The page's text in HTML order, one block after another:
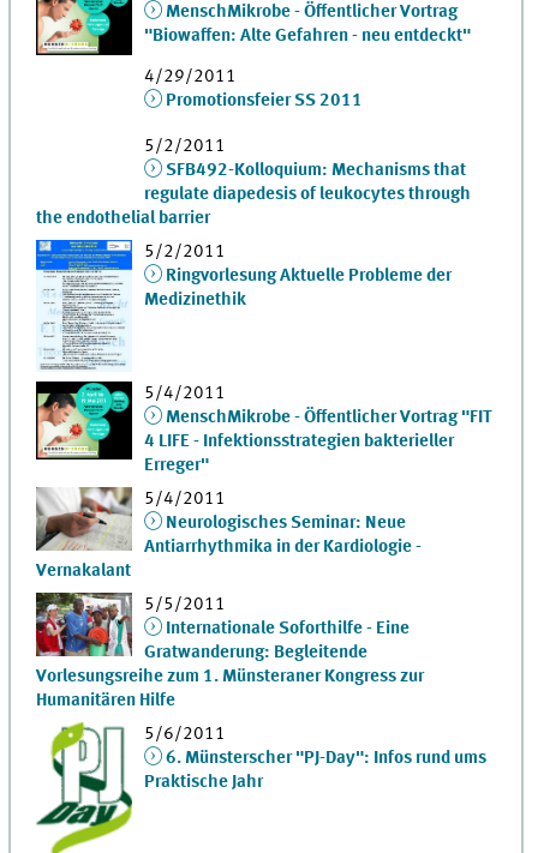
MenschMikrobe - Öffentlicher Vortrag
"Biowaffen: Alte Gefahren - neu entdeckt"
4/29/2011
Promotionsfeier SS 2011
5/2/2011
SFB492-Kolloquium: Mechanisms that
regulate diapedesis of leukocytes through
the endothelial barrier
5/2/2011
Ringvorlesung Aktuelle Probleme der
Medizinethik
5/4/2011
MenschMikrobe - Öffentlicher Vortrag "FIT
4 LIFE - Infektionsstrategien bakterieller
Erreger"
5/4/2011
Neurologisches Seminar: Neue
Antiarrhythmika in der Kardiologie -
Vernakalant
5/5/2011
Internationale Soforthilfe - Eine
Gratwanderung: Begleitende
Vorlesungsreihe zum 1. Münsteraner Kongress zur
Humanitären Hilfe
5/6/2011
6. Münsterscher "PJ-Day": Infos rund ums
Praktische Jahr